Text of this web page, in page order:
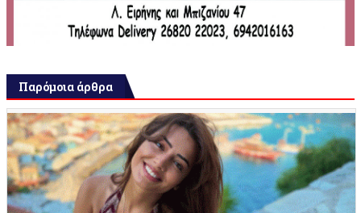
Παρόμοια άρθρα